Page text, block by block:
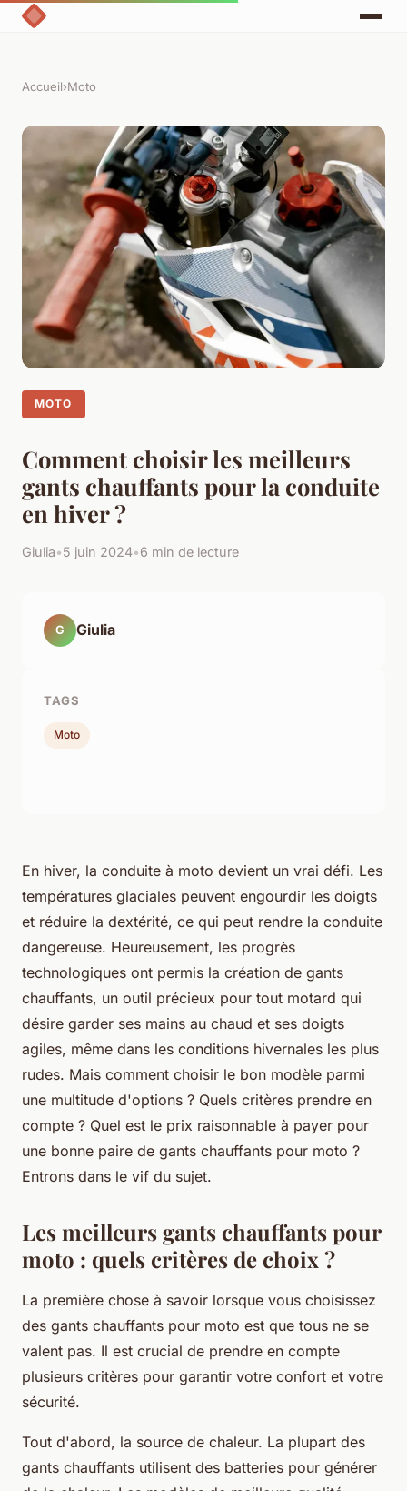
Accueil›Moto
MOTO
Comment choisir les meilleurs
gants chauffants pour la conduite
en hiver ?
Giulia•5 juin 2024•6 min de lecture
En hiver, la conduite à moto devient un vrai défi. Les
températures glaciales peuvent engourdir les doigts
et réduire la dextérité, ce qui peut rendre la conduite
dangereuse. Heureusement, les progrès
technologiques ont permis la création de gants
chauffants, un outil précieux pour tout motard qui
désire garder ses mains au chaud et ses doigts
agiles, même dans les conditions hivernales les plus
rudes. Mais comment choisir le bon modèle parmi
une multitude d'options ? Quels critères prendre en
compte ? Quel est le prix raisonnable à payer pour
une bonne paire de gants chauffants pour moto ?
Entrons dans le vif du sujet.
Les meilleurs gants chauffants pour
moto : quels critères de choix ?
La première chose à savoir lorsque vous choisissez
des gants chauffants pour moto est que tous ne se
valent pas. Il est crucial de prendre en compte
plusieurs critères pour garantir votre confort et votre
sécurité.
Tout d'abord, la source de chaleur. La plupart des
gants chauffants utilisent des batteries pour générer
G Giulia
TAGS
Moto